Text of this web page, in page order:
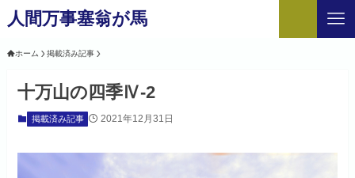
人間万事塞翁が馬
ホーム 掲載済み記事
十万山の四季Ⅳ-2
掲載済み記事 2021年12月31日